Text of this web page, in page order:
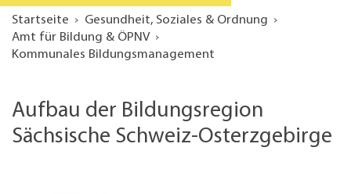
Startseite
Gesundheit, Soziales & Ordnung
Amt für Bildung & ÖPNV
Kommunales Bildungsmanagement
Aufbau der Bildungsregion
Sächsische Schweiz-Osterzgebirge